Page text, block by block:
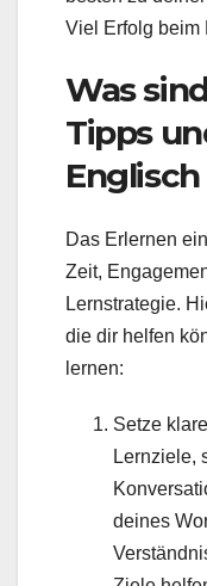
Viel Erfolg beim
Was
Tipps
Das Erlernen
Zeit,
Lernstrategie.
die dir helfen
lernen:
Setze
Lernziele,
deines